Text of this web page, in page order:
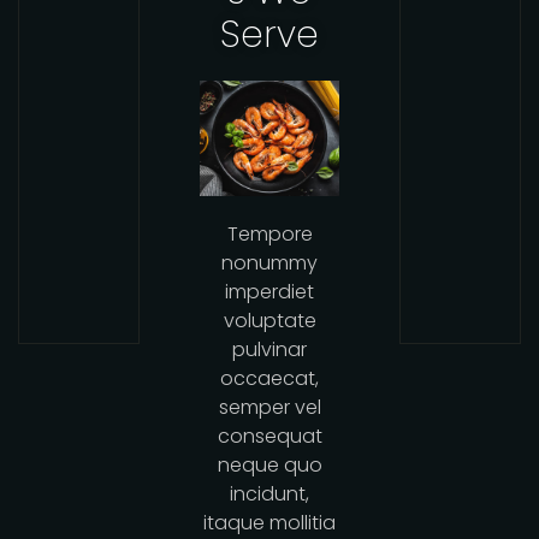
Serve
Tempore
nonummy
imperdiet
voluptate
pulvinar
occaecat,
semper vel
consequat
neque quo
incidunt,
itaque mollitia